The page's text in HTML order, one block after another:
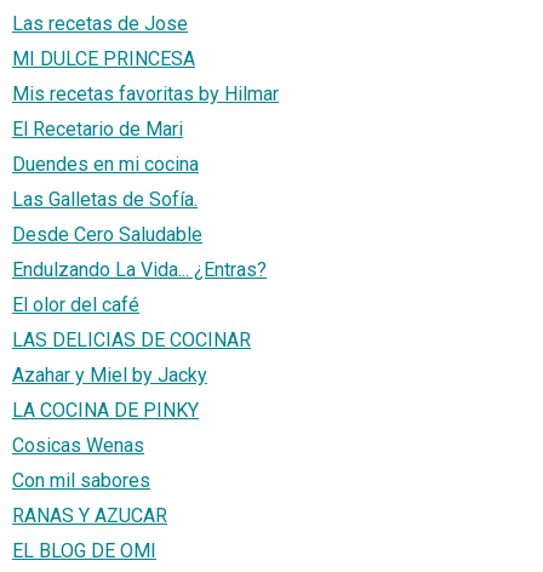
Las recetas de Jose
MI DULCE PRINCESA
Mis recetas favoritas by Hilmar
El Recetario de Mari
Duendes en mi cocina
Las Galletas de Sofía.
Desde Cero Saludable
Endulzando La Vida... ¿Entras?
El olor del café
LAS DELICIAS DE COCINAR
Azahar y Miel by Jacky
LA COCINA DE PINKY
Cosicas Wenas
Con mil sabores
RANAS Y AZUCAR
EL BLOG DE OMI